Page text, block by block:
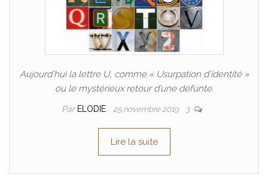
Aujourd’hui la lettre U, comme « Usurpation d’identité »
ou le mystérieux retour d’une défunte.
Par ELODIE 25 novembre 2019 3
Lire la suite